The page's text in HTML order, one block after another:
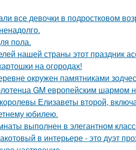
все девочки в подростковом
пола.
нашей страны этот праздник
на огородах!
окружен памятниками
GM европейским шармом
Елизаветы второй,
юбилею.
выполнен в элегантном
в интерьере - это дуэт